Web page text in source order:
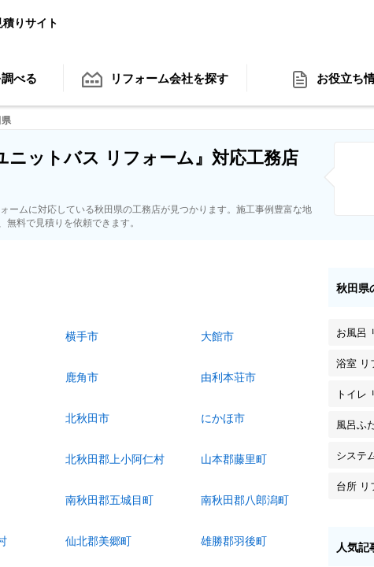
りサイト
べる リフォーム会社を探す お役立ち
ニットバス リフォーム』対応工務店
ームに対応している秋田県の工務店が見つかります。施工事例豊富な地
無料で見積りを依頼できます。
横手市 大館市
鹿角市 由利本荘市
北秋田市 にかほ市
北秋田郡上小阿仁村 山本郡藤里町
南秋田郡五城目町 南秋田郡八郎潟町
仙北郡美郷町 雄勝郡羽後町
秋田県
お風呂
浴室 リ
トイレ
風呂ふ
システ
台所 リ
人気記